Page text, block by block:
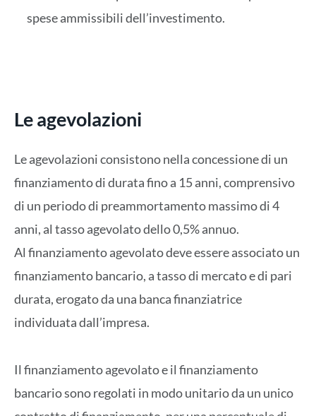
spese ammissibili dell’investimento.
Le agevolazioni
Le agevolazioni consistono nella concessione di un
finanziamento di durata fino a 15 anni, comprensivo
di un periodo di preammortamento massimo di 4
anni, al tasso agevolato dello 0,5% annuo.
Al finanziamento agevolato deve essere associato un
finanziamento bancario, a tasso di mercato e di pari
durata, erogato da una banca finanziatrice
individuata dall’impresa.
Il finanziamento agevolato e il finanziamento
bancario sono regolati in modo unitario da un unico